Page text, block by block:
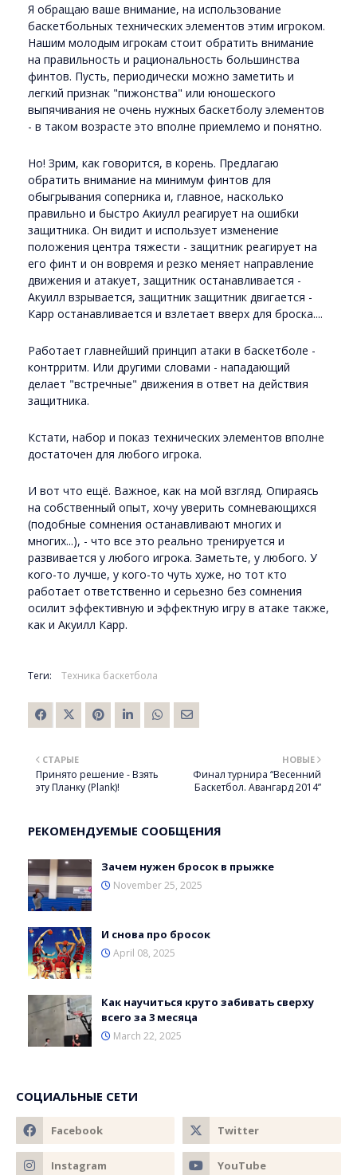
Я обращаю ваше внимание, на использование
баскетбольных технических элементов этим игроком.
Нашим молодым игрокам стоит обратить внимание
на правильность и рациональность большинства
финтов. Пусть, периодически можно заметить и
легкий признак "пижонства" или юношеского
выпячивания не очень нужных баскетболу элементов
- в таком возрасте это вполне приемлемо и понятно.
Но! Зрим, как говорится, в корень. Предлагаю
обратить внимание на минимум финтов для
обыгрывания соперника и, главное, насколько
правильно и быстро Акиулл реагирует на ошибки
защитника. Он видит и использует изменение
положения центра тяжести - защитник реагирует на
его финт и он вовремя и резко меняет направление
движения и атакует, защитник останавливается -
Акуилл взрывается, защитник защитник двигается -
Карр останавливается и взлетает вверх для броска....
Работает главнейший принцип атаки в баскетболе -
контрритм. Или другими словами - нападающий
делает "встречные" движения в ответ на действия
защитника.
Кстати, набор и показ технических элементов вполне
достаточен для любого игрока.
И вот что ещё. Важное, как на мой взгляд. Опираясь
на собственный опыт, хочу уверить сомневающихся
(подобные сомнения останавливают многих и
многих...), - что все это реально тренируется и
развивается у любого игрока. Заметьте, у любого. У
кого-то лучше, у кого-то чуть хуже, но тот кто
работает ответственно и серьезно без сомнения
осилит эффективную и эффектную игру в атаке также,
как и Акуилл Карр.
Теги: Техника баскетбола
НОВЫЕ
Финал турнира “Весенний
Баскетбол. Авангард 2014”
СТАРЫЕ
Принято решение - Взять
эту Планку (Plank)!
РЕКОМЕНДУЕМЫЕ СООБЩЕНИЯ
Зачем нужен бросок в прыжке
November 25, 2025
И снова про бросок
April 08, 2025
Как научиться круто забивать сверху
всего за 3 месяца
March 22, 2025
СОЦИАЛЬНЫЕ СЕТИ